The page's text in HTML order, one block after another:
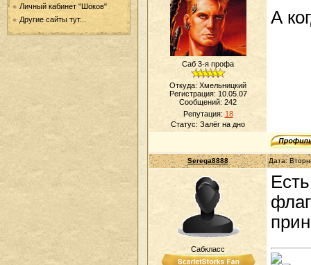
Личный кабинет "Шоков"
Другие сайты тут...
Саб 3-я профа
Откуда: Хмельницкий
Регистрация: 10.05.07
Сообщений: 242
Репутация: 18
Статус: Залёг на дно
А
Serega8888 Дата:
Сабкласс